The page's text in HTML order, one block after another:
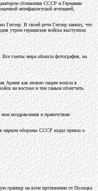
сближения СССР и Германии
антифашистской агитацией,
Гитлер. В своей речи Гитлер заявил, что
утром германские войска выступили
газеты мира обошла фотография, на
Армия как можно скорее вошла в
на востоке и тем самым облегчить
поздравления и приветствия
нарком обороны СССР издал приказ о
границу на всем протяжении от Полоцка